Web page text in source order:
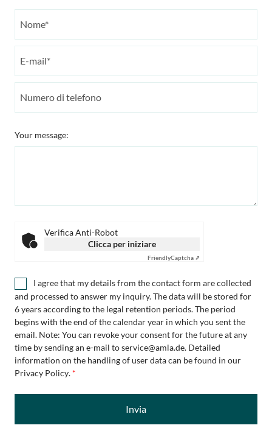
Your message:
Verifica Anti-Robot
Clicca per iniziare
FriendlyCaptcha ⇗
I agree that my details from the contact form are collected
and processed to answer my inquiry. The data will be stored for
6 years according to the legal retention periods. The period
begins with the end of the calendar year in which you sent the
email. Note: You can revoke your consent for the future at any
time by sending an e-mail toservice@amla.de. Detailed
information on the handling of user data can be found in our
Privacy Policy.
Invia